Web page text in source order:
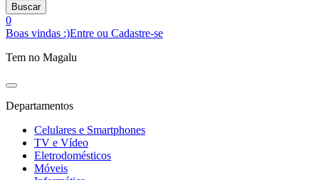
Buscar
0
Boas vindas :)Entre ou Cadastre-se
Tem no Magalu
Departamentos
Celulares e Smartphones
TV e Vídeo
Eletrodomésticos
Móveis